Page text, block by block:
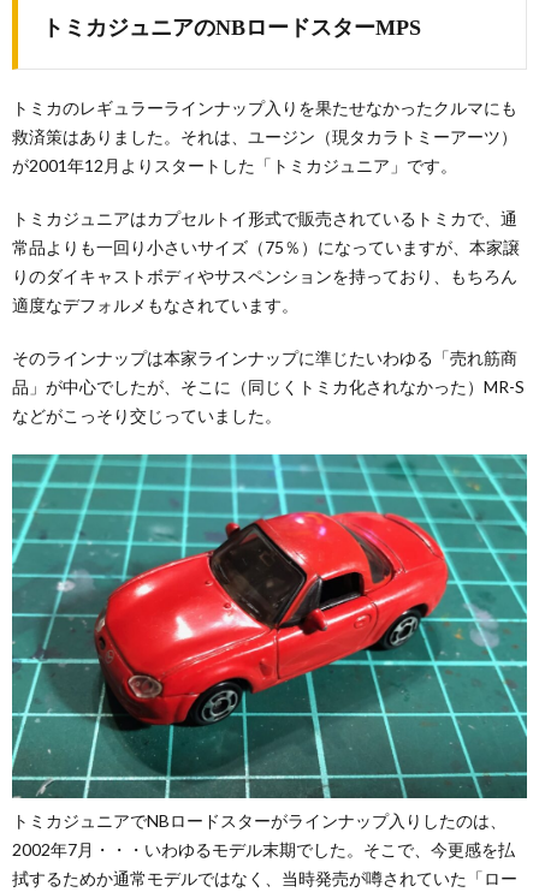
トミカジュニアのNBロードスターMPS
トミカのレギュラーラインナップ入りを果たせなかったクルマにも
救済策はありました。それは、ユージン（現タカラトミーアーツ）
が2001年12月よりスタートした「トミカジュニア」です。
トミカジュニアはカプセルトイ形式で販売されているトミカで、通
常品よりも一回り小さいサイズ（75％）になっていますが、本家譲
りのダイキャストボディやサスペンションを持っており、もちろん
適度なデフォルメもなされています。
そのラインナップは本家ラインナップに準じたいわゆる「売れ筋商
品」が中心でしたが、そこに（同じくトミカ化されなかった）MR-S
などがこっそり交じっていました。
トミカジュニアでNBロードスターがラインナップ入りしたのは、
2002年7月・・・いわゆるモデル末期でした。そこで、今更感を払
拭するためか通常モデルではなく、当時発売が噂されていた「ロー